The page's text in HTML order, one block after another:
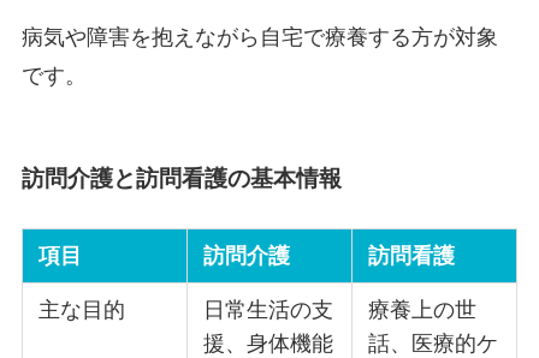
病気や障害を抱えながら自宅で療養する方が対象
です。
訪問介護と訪問看護の基本情報
項目 訪問介護 訪問看護
主な目的
日常生活の支
援、身体機能
療養上の世
話、医療的ケ